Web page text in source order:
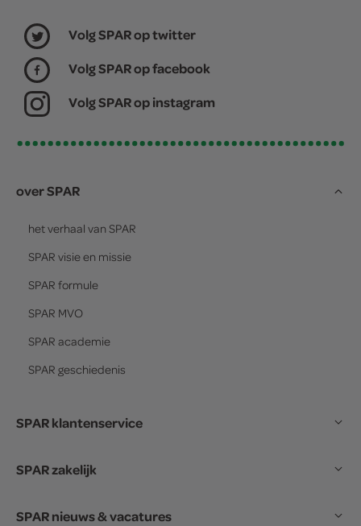
Volg SPAR op twitter
Volg SPAR op facebook
Volg SPAR op instagram
over SPAR
het verhaal van SPAR
SPAR visie en missie
SPAR formule
SPAR MVO
SPAR academie
SPAR geschiedenis
SPAR klantenservice
SPAR zakelijk
SPAR nieuws & vacatures